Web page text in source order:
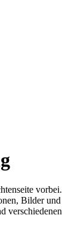
vorbei.
Bilder und
verschiedenen